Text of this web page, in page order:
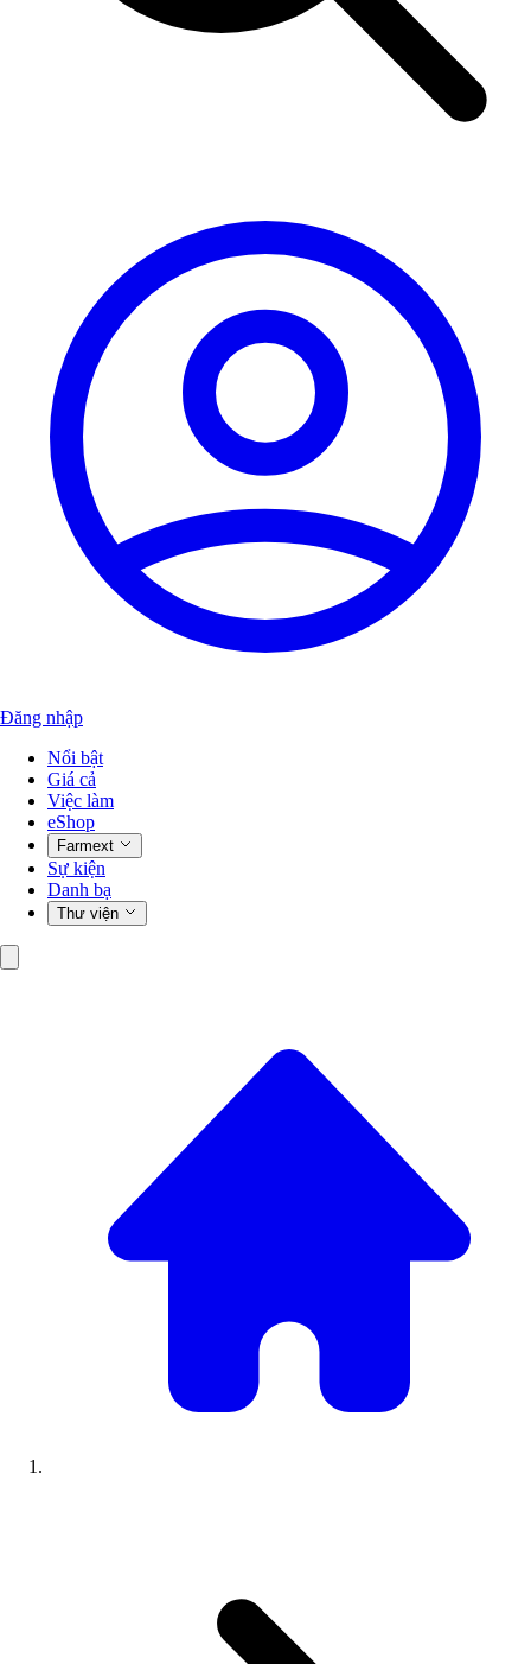
Đăng nhập
Nổi bật
Giá cả
Việc làm
eShop
Farmext
Sự kiện
Danh bạ
Thư viện